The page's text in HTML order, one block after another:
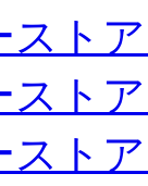
スト
スト
スト